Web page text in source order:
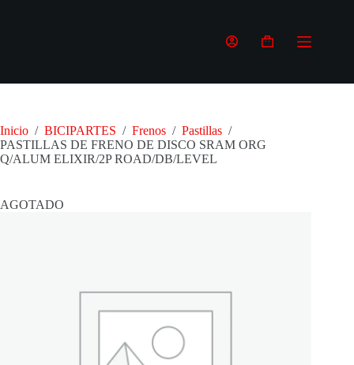
Carro
Inicio / BICIPARTES / Frenos / Pastillas /
PASTILLAS DE FRENO DE DISCO SRAM ORG
Q/ALUM ELIXIR/2P ROAD/DB/LEVEL
AGOTADO